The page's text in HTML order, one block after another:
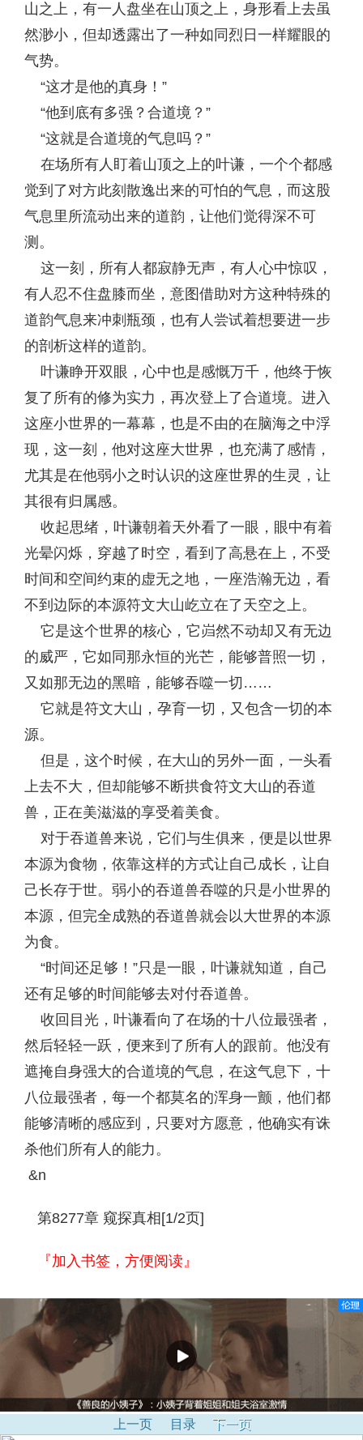
山之上，有一人盘坐在山顶之上，身形看上去虽
然渺小，但却透露出了一种如同烈日一样耀眼的
气势。
“这才是他的真身！”
“他到底有多强？合道境？”
“这就是合道境的气息吗？”
在场所有人盯着山顶之上的叶谦，一个个都感
觉到了对方此刻散逸出来的可怕的气息，而这股
气息里所流动出来的道韵，让他们觉得深不可
测。
这一刻，所有人都寂静无声，有人心中惊叹，
有人忍不住盘膝而坐，意图借助对方这种特殊的
道韵气息来冲刺瓶颈，也有人尝试着想要进一步
的剖析这样的道韵。
叶谦睁开双眼，心中也是感慨万千，他终于恢
复了所有的修为实力，再次登上了合道境。进入
这座小世界的一幕幕，也是不由的在脑海之中浮
现，这一刻，他对这座大世界，也充满了感情，
尤其是在他弱小之时认识的这座世界的生灵，让
其很有归属感。
收起思绪，叶谦朝着天外看了一眼，眼中有着
光晕闪烁，穿越了时空，看到了高悬在上，不受
时间和空间约束的虚无之地，一座浩瀚无边，看
不到边际的本源符文大山屹立在了天空之上。
它是这个世界的核心，它岿然不动却又有无边
的威严，它如同那永恒的光芒，能够普照一切，
又如那无边的黑暗，能够吞噬一切……
它就是符文大山，孕育一切，又包含一切的本
源。
但是，这个时候，在大山的另外一面，一头看
上去不大，但却能够不断拱食符文大山的吞道
兽，正在美滋滋的享受着美食。
对于吞道兽来说，它们与生俱来，便是以世界
本源为食物，依靠这样的方式让自己成长，让自
己长存于世。弱小的吞道兽吞噬的只是小世界的
本源，但完全成熟的吞道兽就会以大世界的本源
为食。
“时间还足够！”只是一眼，叶谦就知道，自己
还有足够的时间能够去对付吞道兽。
收回目光，叶谦看向了在场的十八位最强者，
然后轻轻一跃，便来到了所有人的跟前。他没有
遮掩自身强大的合道境的气息，在这气息下，十
八位最强者，每一个都莫名的浑身一颤，他们都
能够清晰的感应到，只要对方愿意，他确实有诛
杀他们所有人的能力。
&n
第8277章 窥探真相[1/2页]
『加入书签，方便阅读』
上一页 目录 下一页